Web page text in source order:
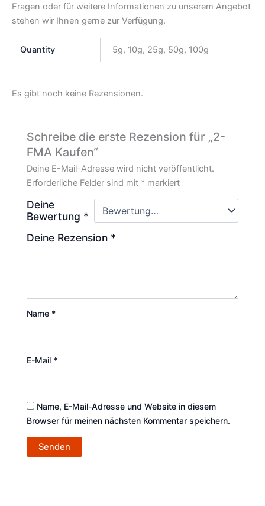
Fragen oder für weitere Informationen zu unserem Angebot
stehen wir Ihnen gerne zur Verfügung.
Quantity 5g, 10g, 25g, 50g, 100g
Es gibt noch keine Rezensionen.
Schreibe die erste Rezension für „2-
FMA Kaufen“
Deine E-Mail-Adresse wird nicht veröffentlicht.
Erforderliche Felder sind mit * markiert
Deine
Bewertung *
Deine Rezension *
Name *
E-Mail *
Name, E-Mail-Adresse und Website in diesem
Browser für meinen nächsten Kommentar speichern.